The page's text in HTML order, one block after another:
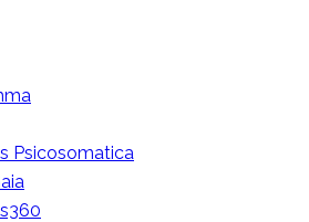
Psicosomatica